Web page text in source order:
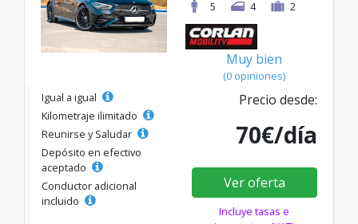
5 4 2
Muy bien
(0 opiniones)
Igual a igual
Kilometraje ilimitado
Reunirse y Saludar
Depósito en efectivo
aceptado
Conductor adicional
incluido
Precio desde:
70€/día
Ver oferta
Incluye tasas e